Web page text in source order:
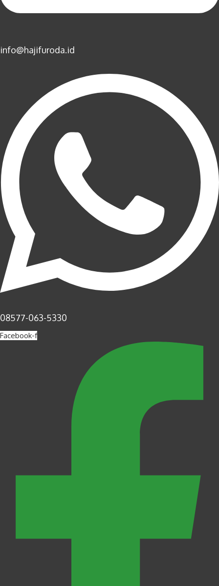
info@hajifuroda.id
08577-063-5330
Facebook-f